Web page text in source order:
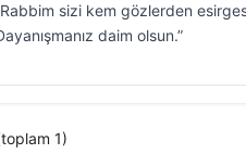
sizi kem gözlerden
daim olsun.”
1)